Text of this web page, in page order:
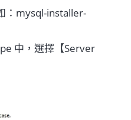
：mysql-installer-
中，選擇【Server